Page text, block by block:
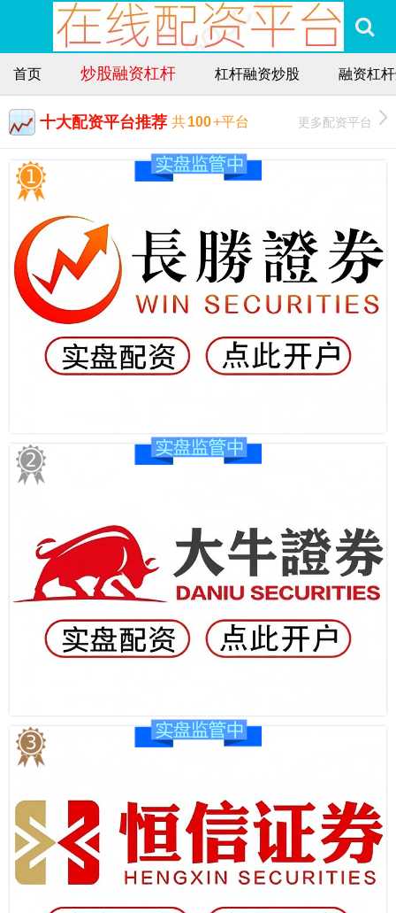
首页 炒股融资杠杆 杠杆融资炒股 融资杠
十大配资平台推荐 共100+平台 更多配资平台